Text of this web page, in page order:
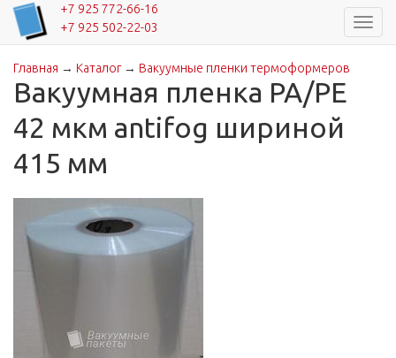
+7 925 772-66-16
+7 925 502-22-03
Вы здесь
Главная → Каталог→ Вакуумные пленки термоформеров
Вакуумная пленка PA/PE
42 мкм antifog шириной
415 мм